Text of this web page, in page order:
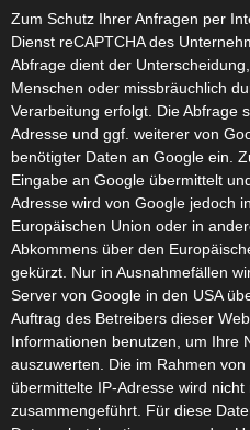
Zum Schutz Ihrer Anfragen per
Dienst reCAPTCHA des
Abfrage dient der
Menschen oder missbräuchlich
Verarbeitung erfolgt. Die Abfrage
Adresse und ggf. weiterer von
benötigter Daten an Google ein.
Eingabe an Google übermittelt
Adresse wird von Google jedoch
Europäischen Union oder in
Abkommens über den
gekürzt. Nur in Ausnahmefällen
Server von Google in den USA
Auftrag des Betreibers dieser
Informationen benutzen, um Ihre
auszuwerten. Die im Rahmen
übermittelte IP-Adresse wird
zusammengeführt. Für diese